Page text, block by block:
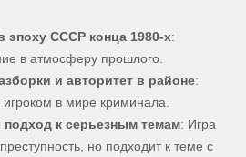
эпоху СССР конца 1980-х:
в атмосферу прошлого.
и авторитет в районе:
игроком в мире криминала.
к серьезным темам: Игра
но подходит к теме с